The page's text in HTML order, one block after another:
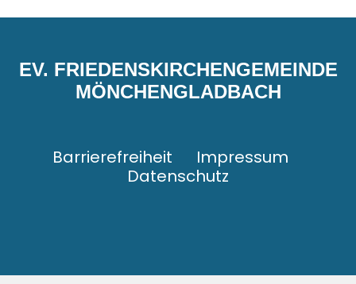
EV. FRIEDENSKIRCHENGEMEINDE
MÖNCHENGLADBACH
Barrierefreiheit
Impressum
Datenschutz